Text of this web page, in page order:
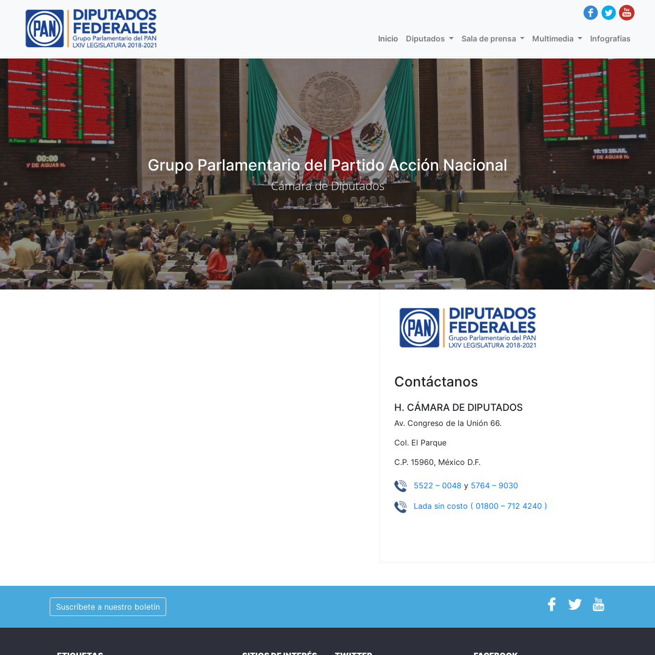
Inicio (current)
Diputados Sala de prensa Multimedia Infografías
Grupo Parlamentario del Partido Acción Nacional
Cámara de Diputados
Contáctanos
H. CÁMARA DE DIPUTADOS
Av. Congreso de la Unión 66.
Col. El Parque
C.P. 15960, México D.F.
5522 – 0048 y 5764 – 9030
Lada sin costo ( 01800 – 712 4240 )
Suscríbete a nuestro boletín